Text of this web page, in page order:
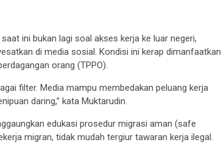
ini bukan lagi soal akses kerja ke luar negeri,
di media sosial. Kondisi ini kerap dimanfaatkan
orang (TPPO).
filter. Media mampu membedakan peluang kerja
daring,” kata Muktarudin.
edukasi prosedur migrasi aman (safe
migran, tidak mudah tergiur tawaran kerja ilegal.